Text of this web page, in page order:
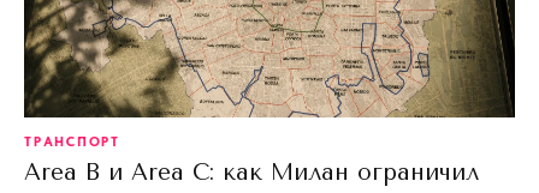
ТРАНСПОРТ
Area B и Area C: как Милан ограничил